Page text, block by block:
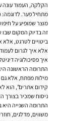
הקלקה, העמוד עונה
מתחיל פער. לדוגמה:
מוצר שמופיע על
זה בדיוק המקום
ביטויים לטרגט,
אלא איך לגרום
איך פסיכולוגיה
התרומה הראשונה
מילות מפתח, אלא
קידום אתרים”, הוא
ניסוח שמכיר בצורך
התרומה השנייה
משווים, מדלגים,